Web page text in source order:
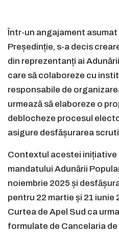
Într-un angajament asumat
Președinție, s-a decis
din reprezentanți ai
care să colaboreze cu
responsabile de
urmează să elaboreze o
deblocheze procesul
asigure desfășurarea
Contextul acestei inițiative
mandatului Adunării
noiembrie 2025 și
pentru 22 martie și 21 iunie
Curtea de Apel Sud ca
formulate de Cancelaria